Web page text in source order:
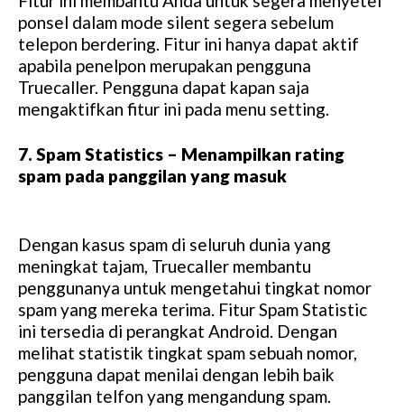
ponsel dalam mode silent segera sebelum
telepon berdering. Fitur ini hanya dapat aktif
apabila penelpon merupakan pengguna
Truecaller. Pengguna dapat kapan saja
mengaktifkan fitur ini pada menu setting.
7. Spam Statistics – Menampilkan rating
spam pada panggilan yang masuk
Dengan kasus spam di seluruh dunia yang
meningkat tajam, Truecaller membantu
penggunanya untuk mengetahui tingkat nomor
spam yang mereka terima. Fitur Spam Statistic
ini tersedia di perangkat Android. Dengan
melihat statistik tingkat spam sebuah nomor,
pengguna dapat menilai dengan lebih baik
panggilan telfon yang mengandung spam.